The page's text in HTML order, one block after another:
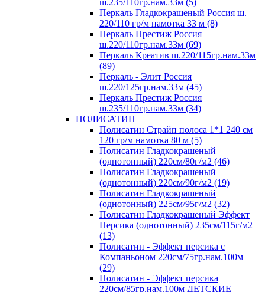
ш.235/110гр.нам.33м (5)
Перкаль Гладкокрашеный Россия ш.
220/110 гр/м намотка 33 м (8)
Перкаль Престиж Россия
ш.220/110гр.нам.33м (69)
Перкаль Креатив ш.220/115гр.нам.33м
(89)
Перкаль - Элит Россия
ш.220/125гр.нам.33м (45)
Перкаль Престиж Россия
ш.235/110гр.нам.33м (34)
ПОЛИСАТИН
Полисатин Страйп полоса 1*1 240 см
120 гр/м намотка 80 м (5)
Полисатин Гладкокрашеный
(однотонный) 220см/80г/м2 (46)
Полисатин Гладкокрашеный
(однотонный) 220см/90г/м2 (19)
Полисатин Гладкокрашеный
(однотонный) 225см/95г/м2 (32)
Полисатин Гладкокрашеный Эффект
Персика (однотонный) 235см/115г/м2
(13)
Полисатин - Эффект персика с
Компаньоном 220см/75гр.нам.100м
(29)
Полисатин - Эффект персика
220см/85гр.нам.100м ДЕТСКИЕ